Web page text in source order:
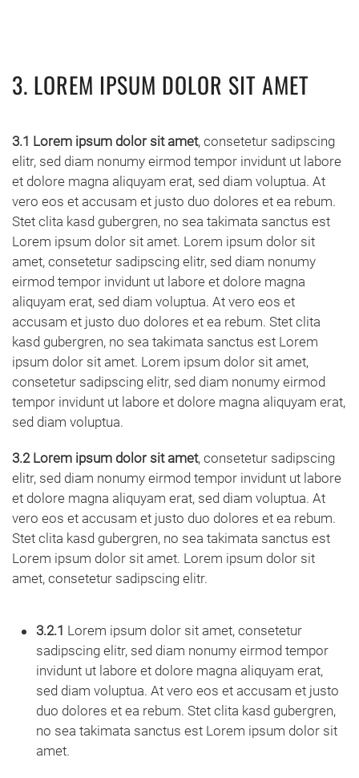
3. LOREM IPSUM DOLOR SIT AMET
3.1 Lorem ipsum dolor sit amet, consetetur sadipscing
elitr, sed diam nonumy eirmod tempor invidunt ut labore
et dolore magna aliquyam erat, sed diam voluptua. At
vero eos et accusam et justo duo dolores et ea rebum.
Stet clita kasd gubergren, no sea takimata sanctus est
Lorem ipsum dolor sit amet. Lorem ipsum dolor sit
amet, consetetur sadipscing elitr, sed diam nonumy
eirmod tempor invidunt ut labore et dolore magna
aliquyam erat, sed diam voluptua. At vero eos et
accusam et justo duo dolores et ea rebum. Stet clita
kasd gubergren, no sea takimata sanctus est Lorem
ipsum dolor sit amet. Lorem ipsum dolor sit amet,
consetetur sadipscing elitr, sed diam nonumy eirmod
tempor invidunt ut labore et dolore magna aliquyam erat,
sed diam voluptua.
3.2 Lorem ipsum dolor sit amet, consetetur sadipscing
elitr, sed diam nonumy eirmod tempor invidunt ut labore
et dolore magna aliquyam erat, sed diam voluptua. At
vero eos et accusam et justo duo dolores et ea rebum.
Stet clita kasd gubergren, no sea takimata sanctus est
Lorem ipsum dolor sit amet. Lorem ipsum dolor sit
amet, consetetur sadipscing elitr.
3.2.1 Lorem ipsum dolor sit amet, consetetur
sadipscing elitr, sed diam nonumy eirmod tempor
invidunt ut labore et dolore magna aliquyam erat,
sed diam voluptua. At vero eos et accusam et justo
duo dolores et ea rebum. Stet clita kasd gubergren,
no sea takimata sanctus est Lorem ipsum dolor sit
amet.